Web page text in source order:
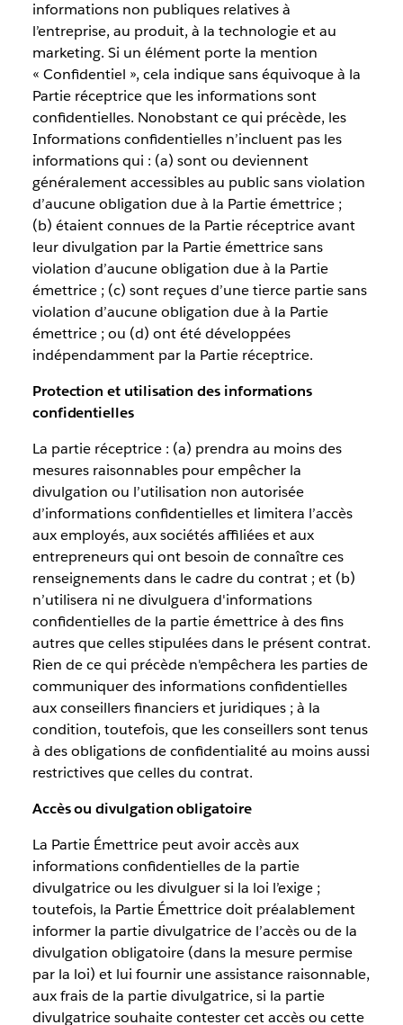
informations non publiques relatives à
l’entreprise, au produit, à la technologie et au
marketing. Si un élément porte la mention
« Confidentiel », cela indique sans équivoque à la
Partie réceptrice que les informations sont
confidentielles. Nonobstant ce qui précède, les
Informations confidentielles n’incluent pas les
informations qui : (a) sont ou deviennent
généralement accessibles au public sans violation
d’aucune obligation due à la Partie émettrice ;
(b) étaient connues de la Partie réceptrice avant
leur divulgation par la Partie émettrice sans
violation d’aucune obligation due à la Partie
émettrice ; (c) sont reçues d’une tierce partie sans
violation d’aucune obligation due à la Partie
émettrice ; ou (d) ont été développées
indépendamment par la Partie réceptrice.
Protection et utilisation des informations
confidentielles
La partie réceptrice : (a) prendra au moins des
mesures raisonnables pour empêcher la
divulgation ou l’utilisation non autorisée
d’informations confidentielles et limitera l’accès
aux employés, aux sociétés affiliées et aux
entrepreneurs qui ont besoin de connaître ces
renseignements dans le cadre du contrat ; et (b)
n’utilisera ni ne divulguera d'informations
confidentielles de la partie émettrice à des fins
autres que celles stipulées dans le présent contrat.
Rien de ce qui précède n'empêchera les parties de
communiquer des informations confidentielles
aux conseillers financiers et juridiques ; à la
condition, toutefois, que les conseillers sont tenus
à des obligations de confidentialité au moins aussi
restrictives que celles du contrat.
Accès ou divulgation obligatoire
La Partie Émettrice peut avoir accès aux
informations confidentielles de la partie
divulgatrice ou les divulguer si la loi l’exige ;
toutefois, la Partie Émettrice doit préalablement
informer la partie divulgatrice de l’accès ou de la
divulgation obligatoire (dans la mesure permise
par la loi) et lui fournir une assistance raisonnable,
aux frais de la partie divulgatrice, si la partie
divulgatrice souhaite contester cet accès ou cette